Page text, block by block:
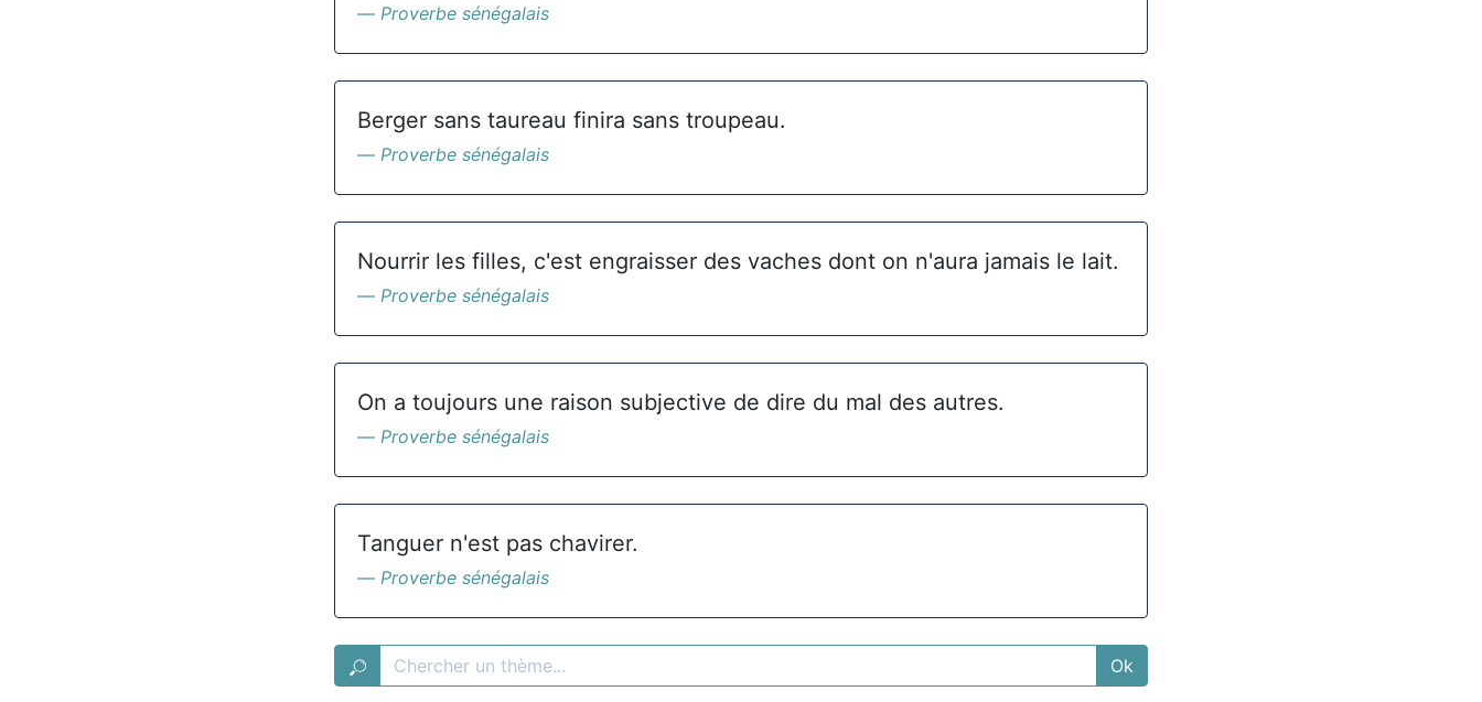
Proverbe sénégalais
Berger sans taureau finira sans troupeau.
Proverbe sénégalais
Nourrir les filles, c'est engraisser des vaches dont on n'aura jamais le lait.
Proverbe sénégalais
On a toujours une raison subjective de dire du mal des autres.
Proverbe sénégalais
Tanguer n'est pas chavirer.
Proverbe sénégalais
Ok